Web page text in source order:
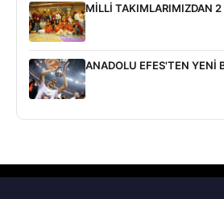
MİLLİ TAKIMLARIMIZDAN
ANADOLU EFES'TEN YENİ